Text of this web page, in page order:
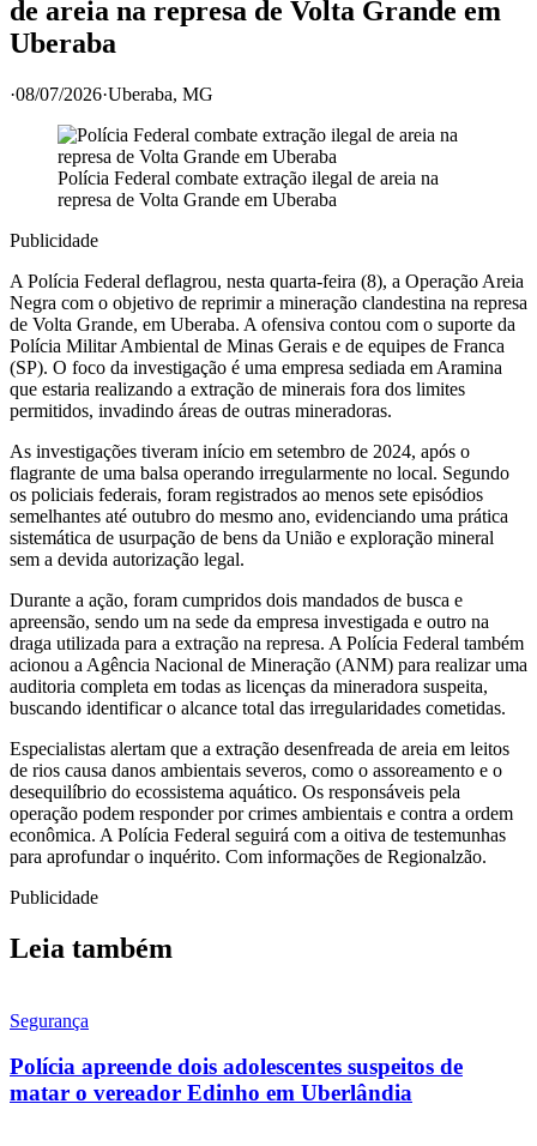
de areia na represa de Volta Grande em
Uberaba
·08/07/2026·Uberaba, MG
Polícia Federal combate extração ilegal de areia na
represa de Volta Grande em Uberaba
Publicidade
A Polícia Federal deflagrou, nesta quarta-feira (8), a Operação Areia
Negra com o objetivo de reprimir a mineração clandestina na represa
de Volta Grande, em Uberaba. A ofensiva contou com o suporte da
Polícia Militar Ambiental de Minas Gerais e de equipes de Franca
(SP). O foco da investigação é uma empresa sediada em Aramina
que estaria realizando a extração de minerais fora dos limites
permitidos, invadindo áreas de outras mineradoras.
As investigações tiveram início em setembro de 2024, após o
flagrante de uma balsa operando irregularmente no local. Segundo
os policiais federais, foram registrados ao menos sete episódios
semelhantes até outubro do mesmo ano, evidenciando uma prática
sistemática de usurpação de bens da União e exploração mineral
sem a devida autorização legal.
Durante a ação, foram cumpridos dois mandados de busca e
apreensão, sendo um na sede da empresa investigada e outro na
draga utilizada para a extração na represa. A Polícia Federal também
acionou a Agência Nacional de Mineração (ANM) para realizar uma
auditoria completa em todas as licenças da mineradora suspeita,
buscando identificar o alcance total das irregularidades cometidas.
Especialistas alertam que a extração desenfreada de areia em leitos
de rios causa danos ambientais severos, como o assoreamento e o
desequilíbrio do ecossistema aquático. Os responsáveis pela
operação podem responder por crimes ambientais e contra a ordem
econômica. A Polícia Federal seguirá com a oitiva de testemunhas
para aprofundar o inquérito. Com informações de Regionalzão.
Publicidade
Leia também
Segurança
Polícia apreende dois adolescentes suspeitos de
matar o vereador Edinho em Uberlândia